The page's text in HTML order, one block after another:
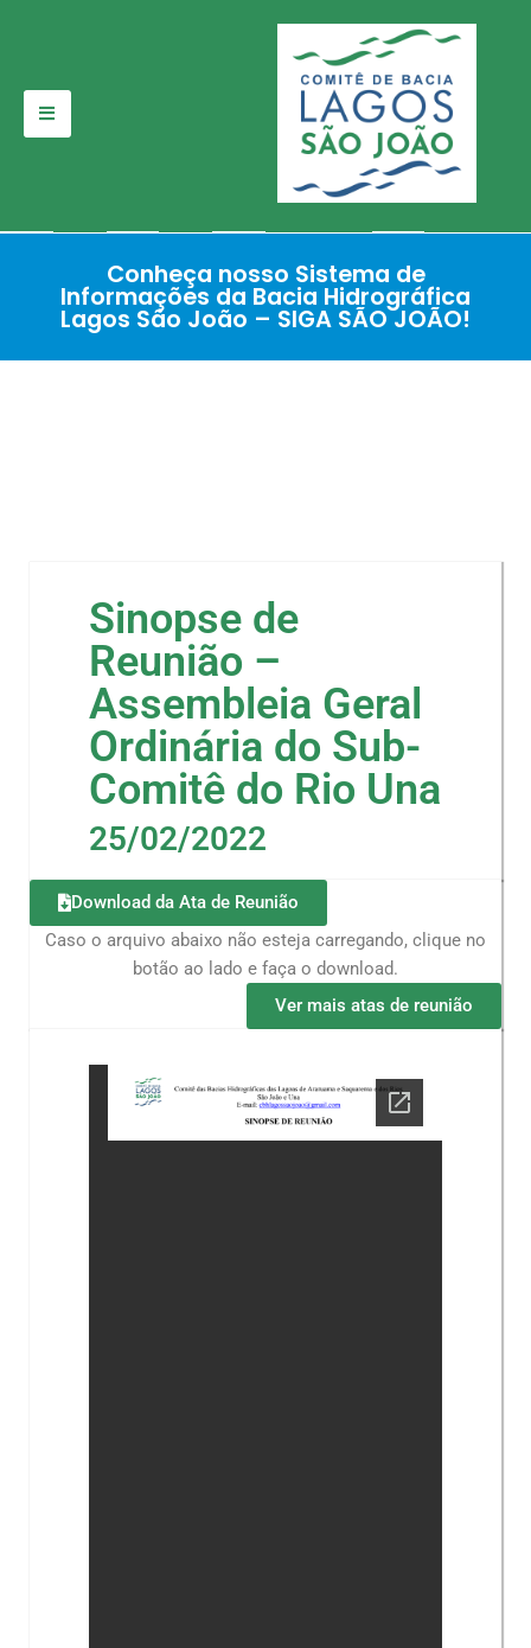
para
Conheça nosso Sistema de
Informações da Bacia Hidrográfica
Lagos São João – SIGA SÃO JOÃO!
Sinopse de
Reunião –
Assembleia Geral
Ordinária do Sub-
Comitê do Rio Una
25/02/2022
Download da Ata de Reunião
Caso o arquivo abaixo não esteja carregando, clique no
botão ao lado e faça o download.
Ver mais atas de reunião